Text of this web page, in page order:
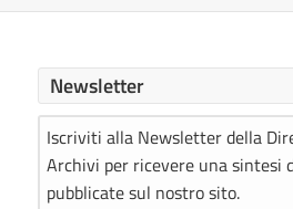
Newsletter
Iscriviti alla Newsletter della
Archivi per ricevere una sintesi
pubblicate sul nostro sito.